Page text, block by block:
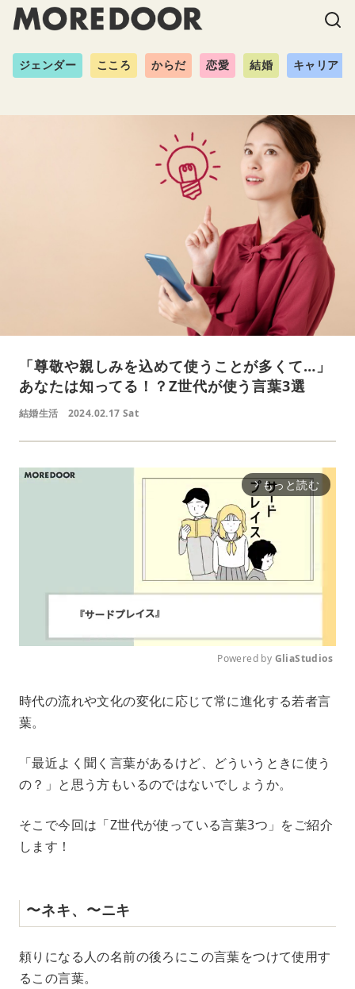
ジェンダー こころ からだ 恋愛 結婚 キャリア
「尊敬や親しみを込めて使うことが多くて…」
あなたは知ってる！？Z世代が使う言葉3選
結婚生活 2024.02.17 Sat
arrow_forward_ios もっと読む
u
Powered by GliaStudios
時代の流れや文化の変化に応じて常に進化する若者言
葉。
「最近よく聞く言葉があるけど、どういうときに使う
の？」と思う方もいるのではないでしょうか。
そこで今回は「Z世代が使っている言葉3つ」をご紹介
します！
〜ネキ、〜ニキ
頼りになる人の名前の後ろにこの言葉をつけて使用す
るこの言葉。